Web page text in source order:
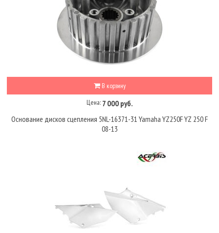
В корзину
Цена: 7 000 руб.
Основание дисков сцепления 5NL-16371-31 Yamaha YZ250F YZ 250 F
08-13